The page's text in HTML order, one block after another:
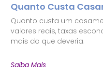
Quanto Custa
Quanto custa um
valores reais, taxas
mais do que deveria.
Saiba Mais